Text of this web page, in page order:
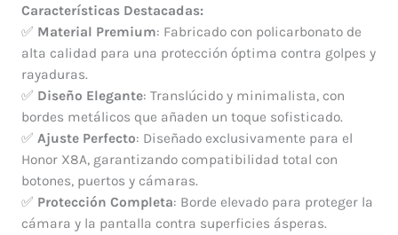
Características Destacadas:
✅ Material Premium: Fabricado con policarbonato de
alta calidad para una protección óptima contra golpes y
rayaduras.
✅ Diseño Elegante: Translúcido y minimalista, con
bordes metálicos que añaden un toque sofisticado.
✅ Ajuste Perfecto: Diseñado exclusivamente para el
Honor X8A, garantizando compatibilidad total con
botones, puertos y cámaras.
✅ Protección Completa: Borde elevado para proteger la
cámara y la pantalla contra superficies ásperas.